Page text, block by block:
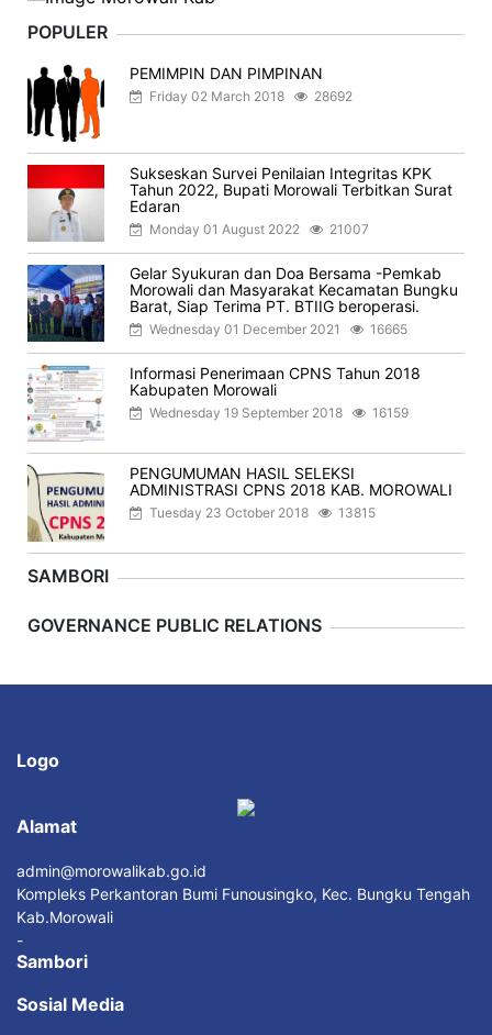
POPULER
PEMIMPIN DAN PIMPINAN
Friday 02 March 2018 28692
Sukseskan Survei Penilaian Integritas KPK
Tahun 2022, Bupati Morowali Terbitkan Surat
Edaran
Monday 01 August 2022 21007
Gelar Syukuran dan Doa Bersama -Pemkab
Morowali dan Masyarakat Kecamatan Bungku
Barat, Siap Terima PT. BTIIG beroperasi.
Wednesday 01 December 2021 16665
Informasi Penerimaan CPNS Tahun 2018
Kabupaten Morowali
Wednesday 19 September 2018 16159
PENGUMUMAN HASIL SELEKSI
ADMINISTRASI CPNS 2018 KAB. MOROWALI
Tuesday 23 October 2018 13815
SAMBORI
Previous
GOVERNANCE PUBLIC RELATIONS
Logo
Alamat
admin@morowalikab.go.id
Kompleks Perkantoran Bumi Funousingko, Kec. Bungku Tengah
Kab.Morowali
-
Sambori
Sosial Media